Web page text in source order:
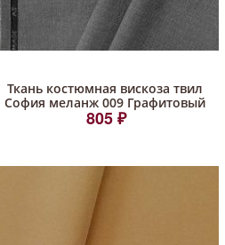
Ткань костюмная вискоза твил
София меланж 009 Графитовый
805 ₽